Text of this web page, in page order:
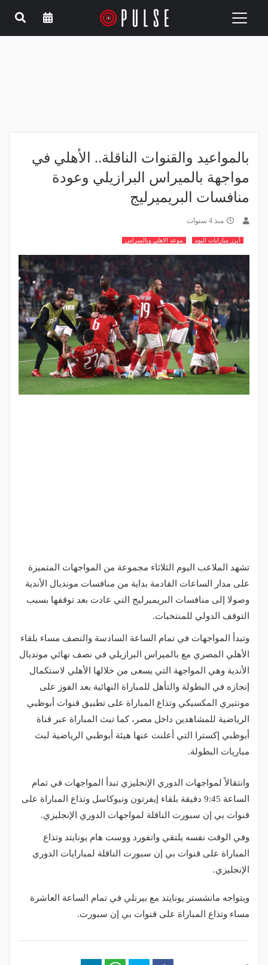
Toggle
بالمواعيد والقنوات الناقلة.. الأهلي في
مواجهة بالميراس البرازيلي وعودة
منافسات البريميرليج
منذ 4 سنوات
أبرز مبارايات اليوم موعد الاهلي وبالميراس
تشهد الملاعب اليوم الثلاثاء مجموعة من المواجهات المتميزة
على مدار الساعات القادمة بداية من منافسات مونديال الأندية
وصولا إلى منافسات البريميرليج التي عادت بعد توقفها بسبب
التوقف الدولي للمنتخبات.
وتبدأ المواجهات في تمام الساعة السادسة والنصف مساء بلقاء
الأهلي المصري مع بالميراس البرازيلي في نصف نهائي مونديال
الأندية وهي المواجهة التي يسعى من خلالها الأهلي لاستكمال
إنجازه في البطولة والتأهل للمباراة النهائية بعد الفوز على
مونتيري المكسيكي وتذاع المباراة على تطبيق قنوات أبوظبي
الرياضية للمشاهدين داخل مصر، كما تبث المباراة عبر قناة
أبوظبي إكسترا التي أعلنت عنها هيئة أبوظبي الرياضية لبث
مباريات البطولة.
وانتقالاً لمواجهات الدوري الإنجليزي تبدأ المواجهات في تمام
الساعة 9:45 دقيقة بلقاء إيفرتون ونيوكاسل وتذاع المباراة على
قنوات بي إن سبورت الناقلة لمواجهات الدوري الإنجليزي.
وفي الوقت نفسه يلتقي واتفورد ووست هام يونايتد وتذاع
المباراة على قنوات بي إن سبورت الناقلة لمبارايات الدوري
الإنجليزي.
ويتواجه مانشستر يونايتد مع بيرنلي في تمام الساعة العاشرة
مساء وتذاع المباراة على قنوات بي إن سبورت.